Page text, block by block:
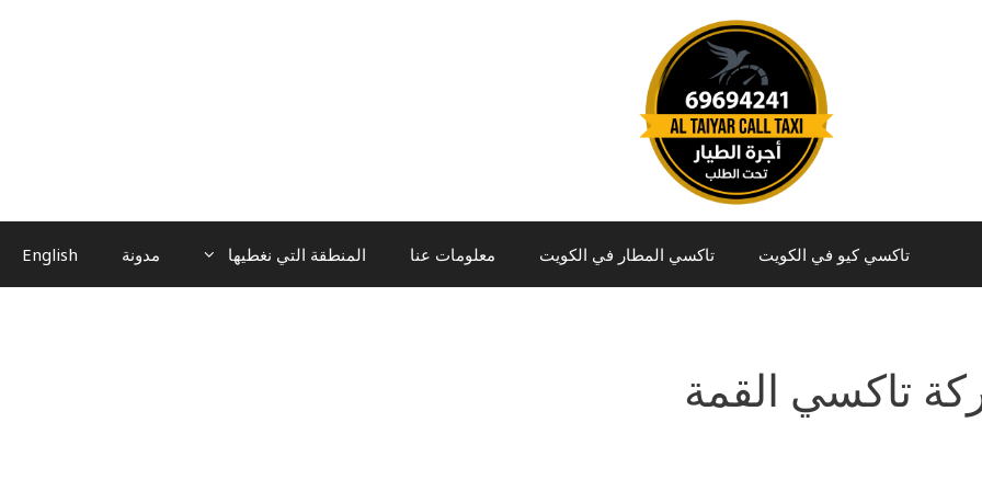
تاكسي كيو في الكويت تاكسي المطار في الكويت معلومات عنا المنطقة التي نغطيها مدونة English
تاكسي القمة